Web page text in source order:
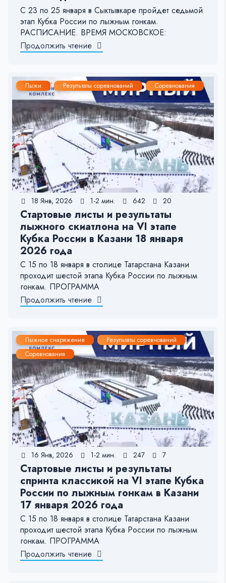
С 23 по 25 января в Сыктывкаре пройдет седьмой
этап Кубка России по лыжным гонкам.
РАСПИСАНИЕ. ВРЕМЯ МОСКОВСКОЕ:
Продолжить чтение
Лыжи Результаты соревнований Соревнования
18 Янв, 2026 1-2 мин. 642 20
Стартовые листы и результаты
лыжного скиатлона на VI этапе
Кубка России в Казани 18 января
2026 года
С 15 по 18 января в столице Татарстана Казани
проходит шестой этапа Кубка России по лыжным
гонкам. ПРОГРАММА
Продолжить чтение
Лыжное снаряжение
Результаты соревнований
Соревнования
16 Янв, 2026 1-2 мин. 247 7
Стартовые листы и результаты
спринта классикой на VI этапе Кубка
России по лыжным гонкам в Казани
17 января 2026 года
С 15 по 18 января в столице Татарстана Казани
проходит шестой этапа Кубка России по лыжным
гонкам. ПРОГРАММА
Продолжить чтение